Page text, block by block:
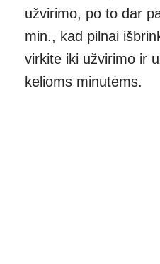
užvirimo, po to dar
min., kad pilnai
virkite iki užvirimo ir
kelioms minutėms.